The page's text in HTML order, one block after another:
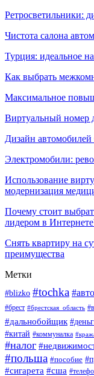
Ретросветильники:
Чистота салона
Турция: идеальное
Как выбрать
Максимальное
Виртуальный номер
Дизайн автомобилей
Электромобили:
Использование
модернизация
Почему стоит
лидером в
Снять квартиру на
преимущества
Метки
#blizko #tochka #авто
#брест #брестская_область
#дальнобойщик
#китай #коммуналка
#налог
#польша #пособие
#сигарета #сша